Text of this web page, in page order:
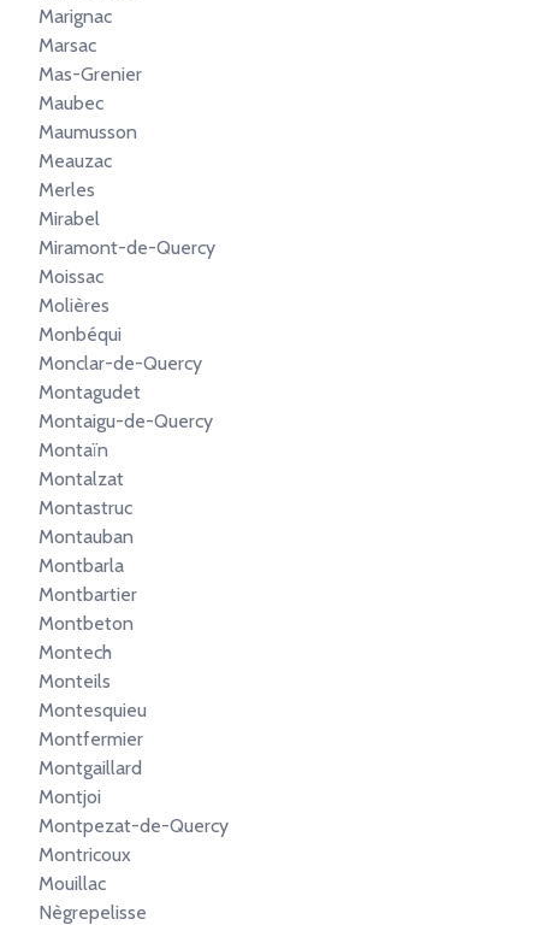
Marignac
Marsac
Mas-Grenier
Maubec
Maumusson
Meauzac
Merles
Mirabel
Miramont-de-Quercy
Moissac
Molières
Monbéqui
Monclar-de-Quercy
Montagudet
Montaigu-de-Quercy
Montaïn
Montalzat
Montastruc
Montauban
Montbarla
Montbartier
Montbeton
Montech
Monteils
Montesquieu
Montfermier
Montgaillard
Montjoi
Montpezat-de-Quercy
Montricoux
Mouillac
Nègrepelisse